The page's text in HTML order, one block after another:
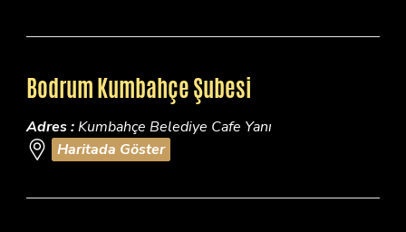
Bodrum Kumbahçe Şubesi
Adres :Kumbahçe Belediye Cafe Yanı
Haritada Göster